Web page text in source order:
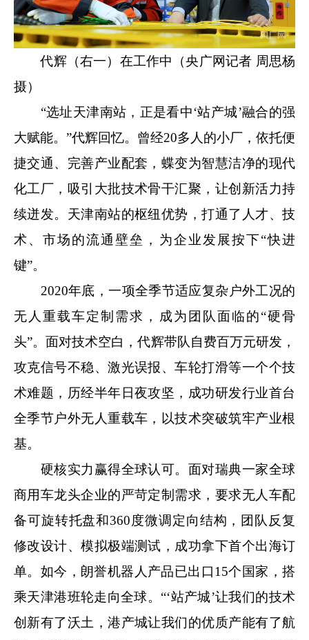
代辉（右一）在工作中（央广网记者 周思杨
摄）
“选址天津南站，正是看中‘站产城’融合的强
大赋能。”代辉回忆。曾经20多人的小厂，依托便
捷交通、完善产业配套，蝶变为智慧洁净的现代
化工厂，吸引大批技术骨干汇聚，让创新活力持
续迸发。天津南站的枢纽优势，打通了人才、技
术、市场的流通壁垒，为企业发展按下“快进
键”。
2020年底，一项全季节适应复杂户外工况的
无人重载车定制需求，成为团队面临的“硬骨
头”。面对技术空白，代辉带队自费百万元研发，
攻克信号不稳、激光误报、车轮打滑等一个个技
术难题，历经半年日夜攻坚，成功研发行业首台
全季节户外无人重载车，以技术突破筑牢产业根
基。
硬核实力赢得全球认可。面对瑞典一家全球
商用车龙头企业的严苛定制需求，要求无人车配
备可旋转托盘和360度微调定向结构，团队反复
修改设计、模拟极端测试，成功拿下首个出海订
单。如今，朗誉机器人产品已出口15个国家，搭
乘天津港班轮走向全球。“‘站产城’让我们的技术
创新有了沃土，港产城让我们的优质产能有了航